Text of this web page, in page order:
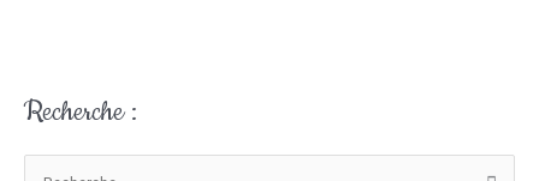
Recherche :
V